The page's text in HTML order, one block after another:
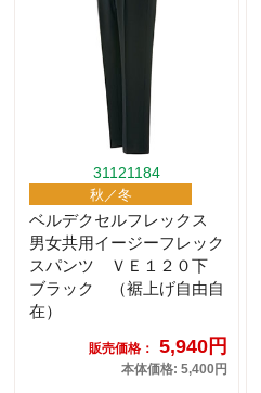
31121184
秋／冬
ベルデクセルフレックス
男女共用イージーフレック
スパンツ ＶＥ１２０下
ブラック （裾上げ自由自
在）
販売価格： 5,940円
本体価格: 5,400円